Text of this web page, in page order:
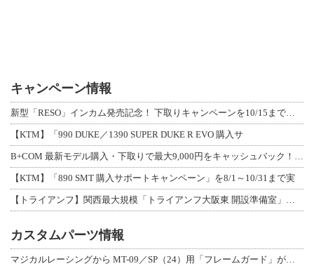
キャンペーン情報
新型「RESO」インカム発売記念！ 下取りキャンペーンを10/15まで延長して開
【KTM】「990 DUKE／1390 SUPER DUKE R EVO 購入サ
B+COM 最新モデル購入・下取りで最大9,000円をキャッシュバック！「B+F
【KTM】「890 SMT 購入サポートキャンペーン」を8/1～10/31まで実
【トライアンフ】関西最大規模「トライアンフ大阪東 開設準備室」がオープン！ 限定
カスタムパーツ情報
マジカルレーシングから MT-09／SP（24）用「フレームガード」が登場！